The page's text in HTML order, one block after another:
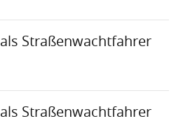
Straßenwachtfahrer
Straßenwachtfahrer